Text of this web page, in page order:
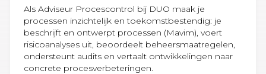
Als Adviseur Procescontrol bij DUO maak je
processen inzichtelijk en toekomstbestendig: je
beschrijft en ontwerpt processen (Mavim), voert
risicoanalyses uit, beoordeelt beheersmaatregelen,
ondersteunt audits en vertaalt ontwikkelingen naar
concrete procesverbeteringen.